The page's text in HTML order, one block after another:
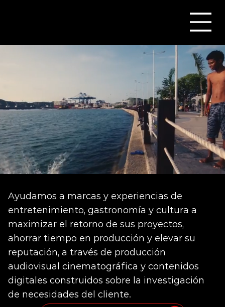
Ayudamos a marcas y experiencias de
entretenimiento, gastronomía y cultura a
maximizar el retorno de sus proyectos,
ahorrar tiempo en producción y elevar su
reputación, a través de producción
audiovisual cinematográfica y contenidos
digitales construidos sobre la investigación
de necesidades del cliente.